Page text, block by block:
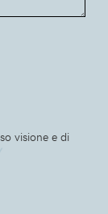
visione e di